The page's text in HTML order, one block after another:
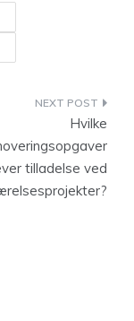
Hvilke
tilladelse ved